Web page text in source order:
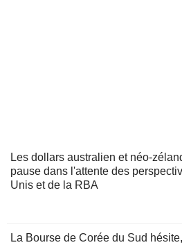
Les dollars australien et néo-
pause dans l'attente des
Unis et de la RBA
La Bourse de Corée du Sud